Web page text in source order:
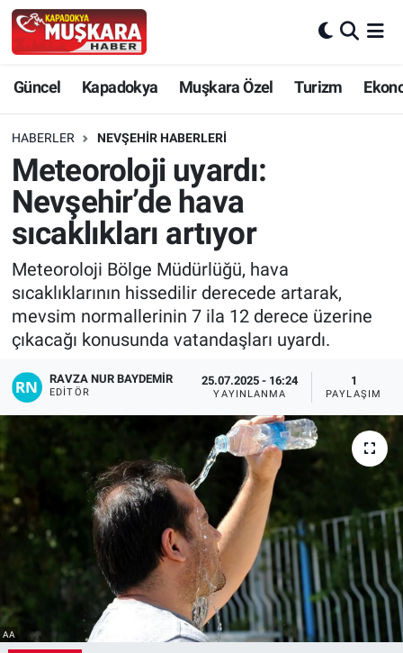
Güncel Kapadokya Muşkara Özel Turizm
HABERLER NEVŞEHIR HABERLERI
Meteoroloji uyardı:
Nevşehir’de hava
sıcaklıkları artıyor
Meteoroloji Bölge Müdürlüğü, hava
sıcaklıklarının hissedilir derecede artarak,
mevsim normallerinin 7 ila 12 derece üzerine
çıkacağı konusunda vatandaşları uyardı.
RAVZA NUR BAYDEMIR
EDITÖR
25.07.2025 - 16:24
YAYINLANMA
1
PAYLAŞIM
AA
Güncel
SEÇİM
Muşkara Özel
Kapadokya
Turizm
Kültür - Sanat
VEFATLAR
Nevşehir Hava Durumu
Nevşehir Trafik Yoğunluk Haritası
Süper Lig Puan Durumu ve Fikstür
Son Dakika Haberleri
Haber Arşivi